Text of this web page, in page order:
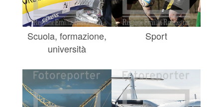
Scuola, formazione,
università
Sport